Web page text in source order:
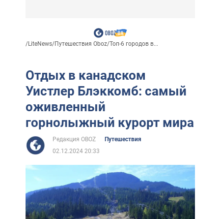
/LiteNews/Путешествия Oboz/Топ-6 городов в...
Отдых в канадском
Уистлер Блэккомб: самый
оживленный
горнолыжный курорт мира
Редакция OBOZ
Путешествия
02.12.2024 20:33